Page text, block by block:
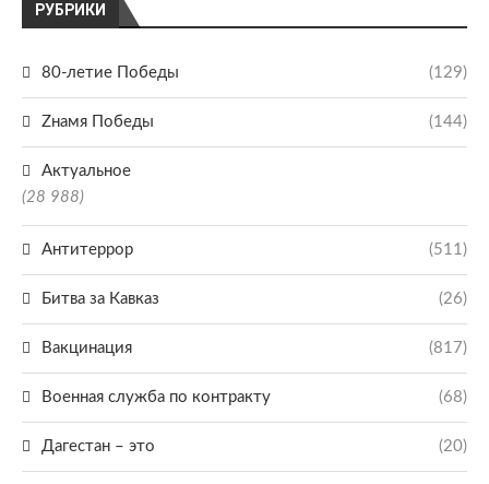
РУБРИКИ
80-летие Победы (129)
Zнамя Победы (144)
Актуальное
(28 988)
Антитеррор (511)
Битва за Кавказ (26)
Вакцинация (817)
Военная служба по контракту (68)
Дагестан – это (20)